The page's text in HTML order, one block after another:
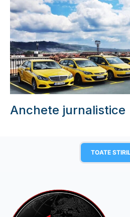
Anchete jurnalistice
TOATE